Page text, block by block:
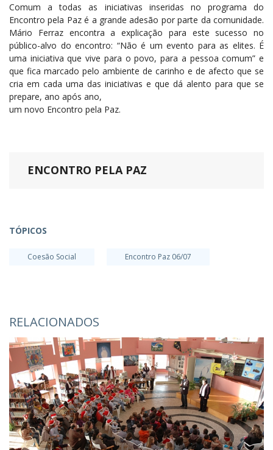
Comum a todas as iniciativas inseridas no programa do
Encontro pela Paz é a grande adesão por parte da comunidade.
Mário Ferraz encontra a explicação para este sucesso no
público-alvo do encontro: “Não é um evento para as elites. É
uma iniciativa que vive para o povo, para a pessoa comum” e
que fica marcado pelo ambiente de carinho e de afecto que se
cria em cada uma das iniciativas e que dá alento para que se
prepare, ano após ano,
um novo Encontro pela Paz.
ENCONTRO PELA PAZ
TÓPICOS
Coesão Social Encontro Paz 06/07
RELACIONADOS